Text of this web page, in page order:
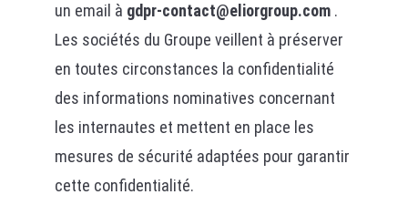
un email à gdpr-contact@eliorgroup.com .
Les sociétés du Groupe veillent à préserver
en toutes circonstances la confidentialité
des informations nominatives concernant
les internautes et mettent en place les
mesures de sécurité adaptées pour garantir
cette confidentialité.